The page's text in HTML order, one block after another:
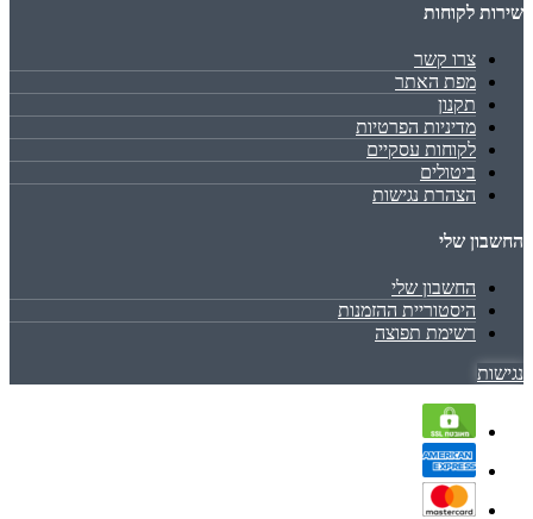
שירות לקוחות
צרו קשר
מפת האתר
תקנון
מדיניות הפרטיות
לקוחות עסקיים
ביטולים
הצהרת נגישות
החשבון שלי
החשבון שלי
היסטוריית ההזמנות
רשימת תפוצה
נגישות